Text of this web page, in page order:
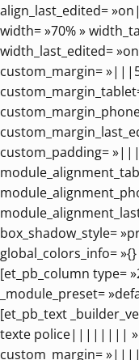
align_last_edited=
width= »70% »
width_last_edited=
custom_margin=
custom_padding=
box_shadow_style=
global_colors_info=
[et_pb_column type=
_module_preset=
[et_pb_text
texte police|||||||| »
custom_margin=